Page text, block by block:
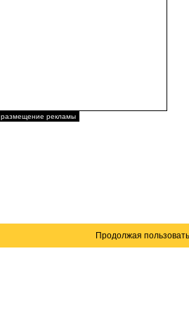
размещение рекламы
Продолжая